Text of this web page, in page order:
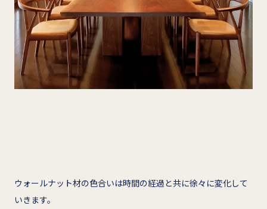
ウォールナット材の色合いは時間の経過と共に徐々に変化して
いきます。